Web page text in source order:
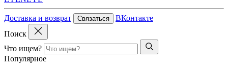
Доставка и возврат Связаться
ВКонтакте
Поиск
Что ищем?
Популярное